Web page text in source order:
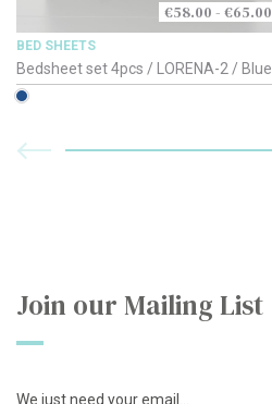
€58.00 - €65.00
BED SHEETS
Bedsheet set 4pcs / LORENA-2 / Blue
Based / 180cm
Join our Mailing List